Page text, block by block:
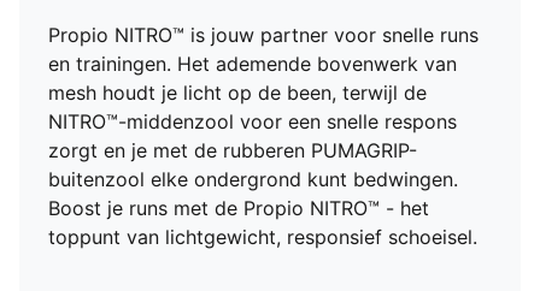
Propio NITRO™ is jouw partner voor snelle runs
en trainingen. Het ademende bovenwerk van
mesh houdt je licht op de been, terwijl de
NITRO™-middenzool voor een snelle respons
zorgt en je met de rubberen PUMAGRIP-
buitenzool elke ondergrond kunt bedwingen.
Boost je runs met de Propio NITRO™ - het
toppunt van lichtgewicht, responsief schoeisel.